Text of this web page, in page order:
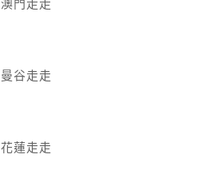
澳門走走
曼谷走走
花蓮走走